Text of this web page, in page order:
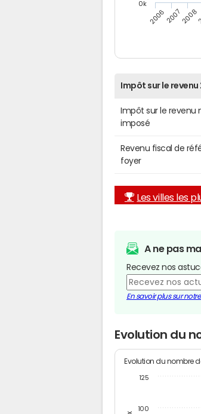
200620072008
0k
Impôt sur le revenu
Impôt sur le
imposé
Revenu fiscal de
foyer
Les villes les
A ne pas
Recevez nos
En savoir plus sur
Evolution du
Evolution du nombre
100
125